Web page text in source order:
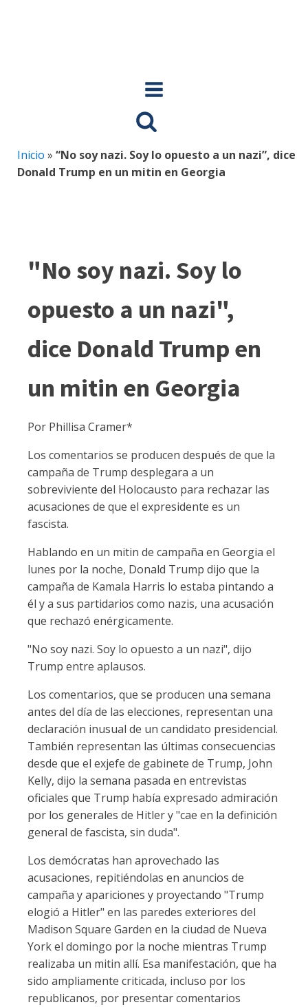
Inicio » “No soy nazi. Soy lo opuesto a un nazi”, dice
Donald Trump en un mitin en Georgia
"No soy nazi. Soy lo
opuesto a un nazi",
dice Donald Trump en
un mitin en Georgia
Por Phillisa Cramer*
Los comentarios se producen después de que la
campaña de Trump desplegara a un
sobreviviente del Holocausto para rechazar las
acusaciones de que el expresidente es un
fascista.
Hablando en un mitin de campaña en Georgia el
lunes por la noche, Donald Trump dijo que la
campaña de Kamala Harris lo estaba pintando a
él y a sus partidarios como nazis, una acusación
que rechazó enérgicamente.
"No soy nazi. Soy lo opuesto a un nazi", dijo
Trump entre aplausos.
Los comentarios, que se producen una semana
antes del día de las elecciones, representan una
declaración inusual de un candidato presidencial.
También representan las últimas consecuencias
desde que el exjefe de gabinete de Trump, John
Kelly, dijo la semana pasada en entrevistas
oficiales que Trump había expresado admiración
por los generales de Hitler y "cae en la definición
general de fascista, sin duda".
Los demócratas han aprovechado las
acusaciones, repitiéndolas en anuncios de
campaña y apariciones y proyectando "Trump
elogió a Hitler" en las paredes exteriores del
Madison Square Garden en la ciudad de Nueva
York el domingo por la noche mientras Trump
realizaba un mitin allí. Esa manifestación, que ha
sido ampliamente criticada, incluso por los
republicanos, por presentar comentarios